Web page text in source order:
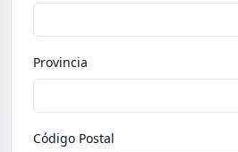
Provincia
Código Postal